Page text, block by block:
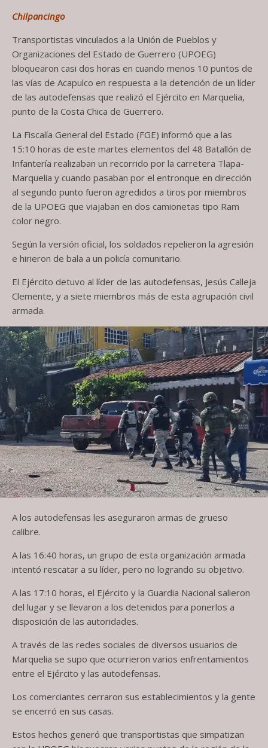
Chilpancingo
Transportistas vinculados a la Unión de Pueblos y
Organizaciones del Estado de Guerrero (UPOEG)
bloquearon casi dos horas en cuando menos 10 puntos de
las vías de Acapulco en respuesta a la detención de un líder
de las autodefensas que realizó el Ejército en Marquelia,
punto de la Costa Chica de Guerrero.
La Fiscalía General del Estado (FGE) informó que a las
15:10 horas de este martes elementos del 48 Batallón de
Infantería realizaban un recorrido por la carretera Tlapa-
Marquelia y cuando pasaban por el entronque en dirección
al segundo punto fueron agredidos a tiros por miembros
de la UPOEG que viajaban en dos camionetas tipo Ram
color negro.
Según la versión oficial, los soldados repelieron la agresión
e hirieron de bala a un policía comunitario.
El Ejército detuvo al líder de las autodefensas, Jesús Calleja
Clemente, y a siete miembros más de esta agrupación civil
armada.
A los autodefensas les aseguraron armas de grueso
calibre.
A las 16:40 horas, un grupo de esta organización armada
intentó rescatar a su líder, pero no logrando su objetivo.
A las 17:10 horas, el Ejército y la Guardia Nacional salieron
del lugar y se llevaron a los detenidos para ponerlos a
disposición de las autoridades.
A través de las redes sociales de diversos usuarios de
Marquelia se supo que ocurrieron varios enfrentamientos
entre el Ejército y las autodefensas.
Los comerciantes cerraron sus establecimientos y la gente
se encerró en sus casas.
Estos hechos generó que transportistas que simpatizan